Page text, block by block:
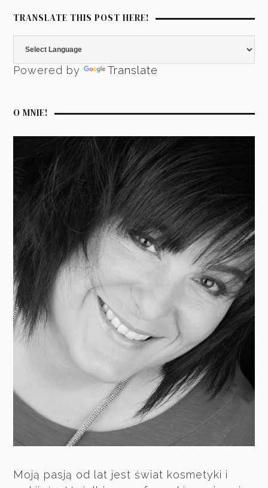
TRANSLATE THIS POST HERE!
Powered by Translate
O MNIE!
Moją pasją od lat jest świat kosmetyki i